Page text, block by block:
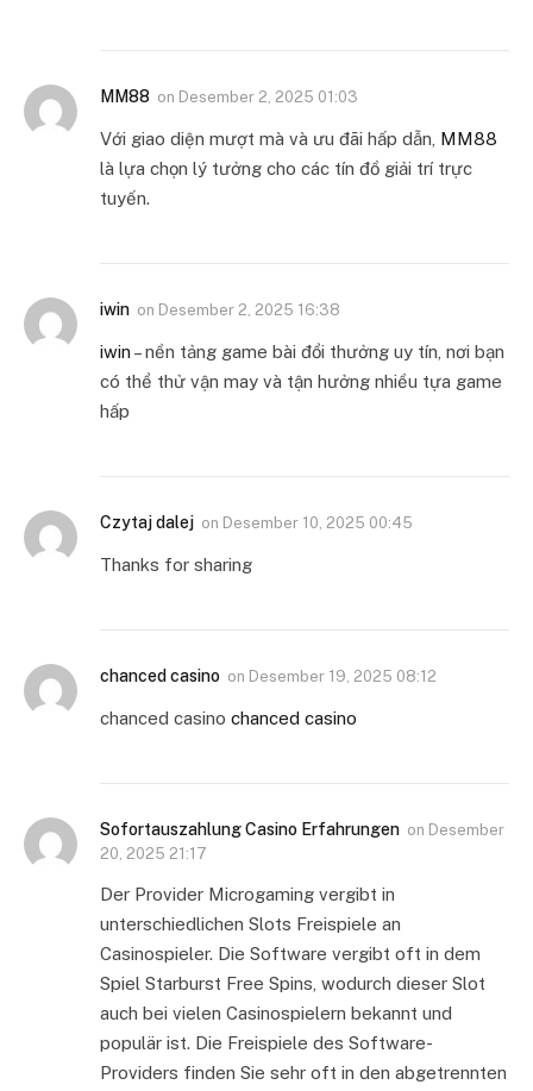
MM88 on Desember 2, 2025 01:03
Với giao diện mượt mà và ưu đãi hấp dẫn, MM88
là lựa chọn lý tưởng cho các tín đồ giải trí trực
tuyến.
iwin on Desember 2, 2025 16:38
iwin – nền tảng game bài đổi thưởng uy tín, nơi bạn
có thể thử vận may và tận hưởng nhiều tựa game
hấp
Czytaj dalej on Desember 10, 2025 00:45
Thanks for sharing
chanced casino on Desember 19, 2025 08:12
chanced casino chanced casino
Sofortauszahlung Casino Erfahrungen on Desember
20, 2025 21:17
Der Provider Microgaming vergibt in
unterschiedlichen Slots Freispiele an
Casinospieler. Die Software vergibt oft in dem
Spiel Starburst Free Spins, wodurch dieser Slot
auch bei vielen Casinospielern bekannt und
populär ist. Die Freispiele des Software-
Providers finden Sie sehr oft in den abgetrennten